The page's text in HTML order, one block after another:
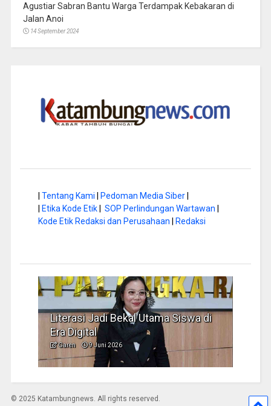
Agustiar Sabran Bantu Warga Terdampak Kebakaran di
Jalan Anoi
14 September 2024
Tentang Kami Pedoman Media Siber|
Etika Kode Etik| SOP Perlindungan Wartawan
Kode Etik Redaksi dan Perusahaan
Redaksi
Literasi Jadi Bekal Utama Siswa di
Era Digital
Garen 9 Juni 2026
© 2025 Katambungnews. All rights reserved.